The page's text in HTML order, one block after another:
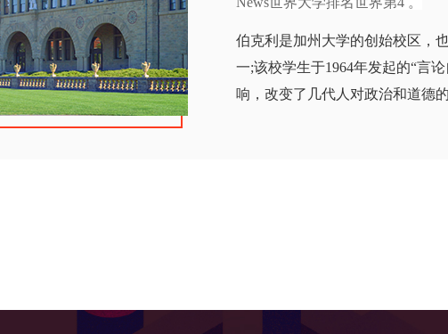
伯克利是加州大学的创始校区，
一;该校学生于1964年发起的“言
响，改变了几代人对政治和道德